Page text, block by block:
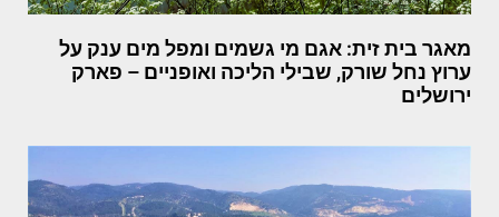
מאגר בית זית: אגם מי גשמים ומפל מים ענק על
ערוץ נחל שורק, שבילי הליכה ואופניים – פארק
ירושלים